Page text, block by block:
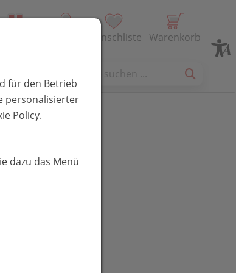
Wunschliste Warenkorb
40g
für den Betrieb
personalisierter
Policy.
dazu das Menü